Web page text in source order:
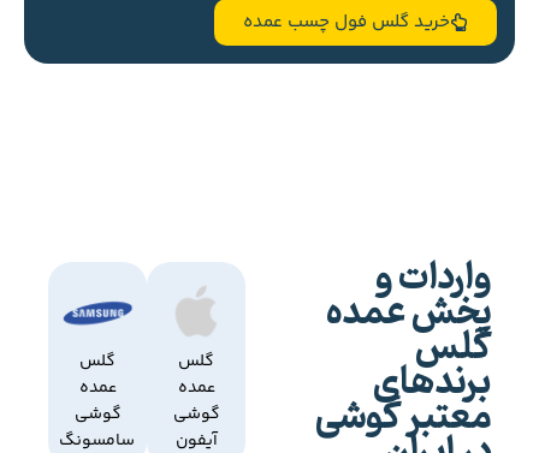
خرید گلس فول چسب عمده
واردات و
پخش عمده
گلس
برندهای
معتبر گوشی
گلس
عمده
گوشی
آیفون
گلس
عمده
گوشی
سامسونگ